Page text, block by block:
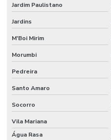
Jardim Paulistano
Jardins
M'Boi Mirim
Morumbi
Pedreira
Santo Amaro
Socorro
Vila Mariana
Água Rasa